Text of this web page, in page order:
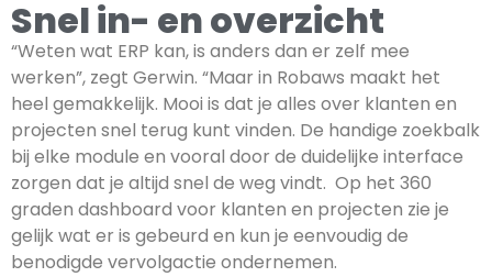
Snel in- en overzicht
“Weten wat ERP kan, is anders dan er zelf mee
werken”, zegt Gerwin. “Maar in Robaws maakt het
heel gemakkelijk. Mooi is dat je alles over klanten en
projecten snel terug kunt vinden. De handige zoekbalk
bij elke module en vooral door de duidelijke interface
zorgen dat je altijd snel de weg vindt. Op het 360
graden dashboard voor klanten en projecten zie je
gelijk wat er is gebeurd en kun je eenvoudig de
benodigde vervolgactie ondernemen.